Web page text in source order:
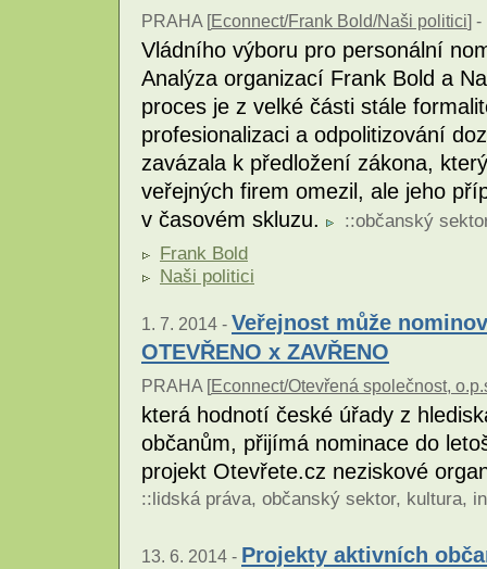
PRAHA [Econnect/Frank Bold/Naši politici] -
Vládního výboru pro personální
Analýza organizací Frank Bold a
proces je z velké části stále
profesionalizaci a odpolitizování
zavázala k předložení zákona,
veřejných firem omezil, ale jeho
v časovém skluzu.
::občanský
Frank Bold
Naši politici
1. 7. 2014 - Veřejnost může
OTEVŘENO x ZAVŘENO
PRAHA [Econnect/Otevřená společnost,
která hodnotí české úřady z
občanům, přijímá nominace do
projekt Otevřete.cz neziskové
::lidská práva, občanský sektor, kultura,
13. 6. 2014 - Projekty aktivních